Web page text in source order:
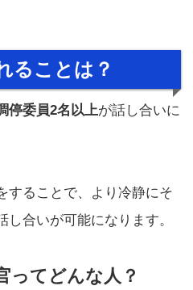
ることは？
停委員2名以上が話し合いに
することで、より冷静にそ
し合いが可能になります。
ってどんな人？